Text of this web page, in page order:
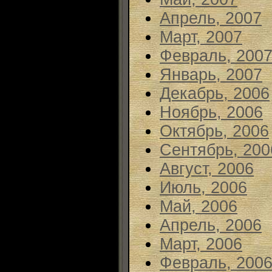
Апрель, 2007
Март, 2007
Февраль, 2007
Январь, 2007
Декабрь, 2006
Ноябрь, 2006
Октябрь, 2006
Сентябрь,
Август, 2006
Июль, 2006
Май, 2006
Апрель, 2006
Март, 2006
Февраль, 2006